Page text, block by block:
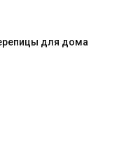
для дома